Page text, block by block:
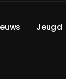
Jeugd